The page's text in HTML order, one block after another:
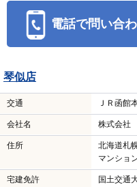
電話で問い合
琴似店
交通 ＪＲ函館
会社名 株式会社
住所
北海道札
マンショ
宅建免許 国土交通